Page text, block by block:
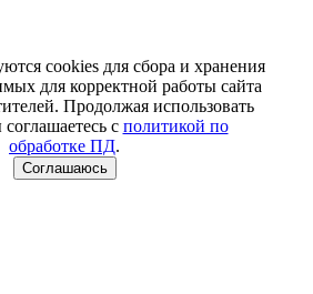
cookies для сбора и хранения
для корректной работы сайта
Продолжая использовать
с политикой по
обработке ПД.
Соглашаюсь